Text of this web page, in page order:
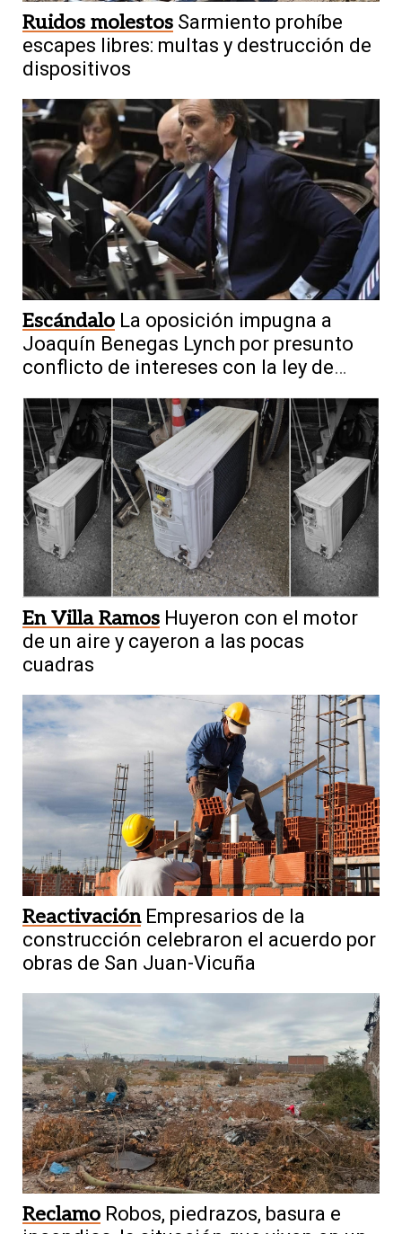
Ruidos molestos Sarmiento prohíbe
escapes libres: multas y destrucción de
dispositivos
Escándalo La oposición impugna a
Joaquín Benegas Lynch por presunto
conflicto de intereses con la ley de
En Villa Ramos Huyeron con el motor
de un aire y cayeron a las pocas
cuadras
Reactivación Empresarios de la
construcción celebraron el acuerdo por
obras de San Juan-Vicuña
Reclamo Robos, piedrazos, basura e